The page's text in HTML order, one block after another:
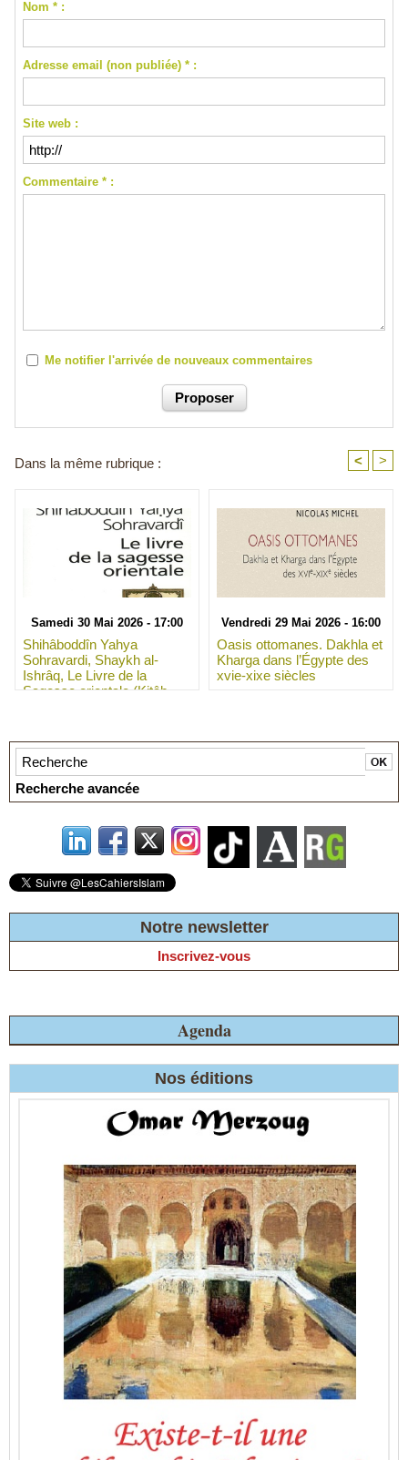
Nom * :
Adresse email (non publiée) * :
Site web :
Commentaire * :
Me notifier l'arrivée de nouveaux commentaires
Dans la même rubrique : < >
Samedi 30 Mai 2026 - 17:00
Shihâboddîn Yahya
Sohravardi, Shaykh al-
Ishrâq, Le Livre de la
Sagesse orientale (Kitâb
Ṣadrâ Shîrâzî.
Vendredi 29 Mai 2026 - 16:00
Oasis ottomanes. Dakhla et
Kharga dans l’Égypte des
xvie-xixe siècles
Recherche avancée
Notre newsletter
Inscrivez-vous
Agenda
Nos éditions